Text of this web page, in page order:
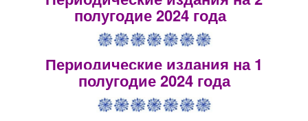
полугодие 2024 года
Периодические издания на 1
полугодие 2024 года